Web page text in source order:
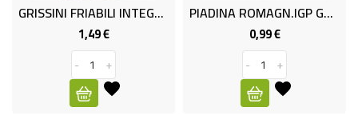
CURA
IGIENICO
SANITARI
GRISSINI FRIABILI INTEGR.GR350
1,49 €Prezzo
-
+
PIADINA ROMAGN.IGP GR.360 SFOR
0,99 €Prezzo
-
+